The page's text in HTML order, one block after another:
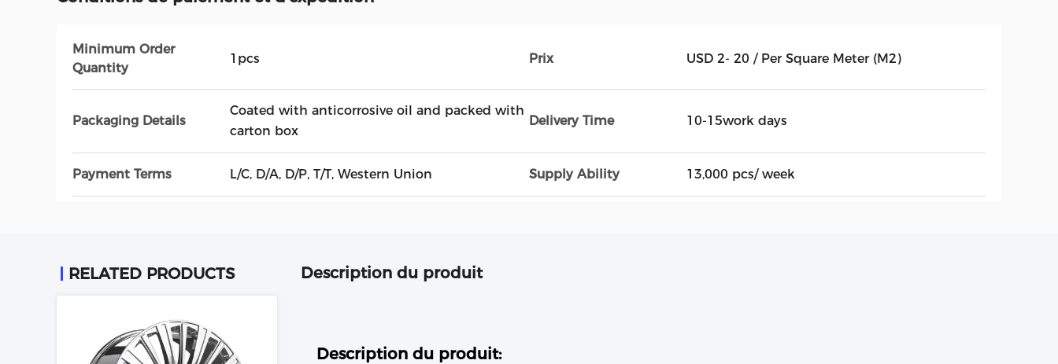
Minimum Order
Quantity
1pcs Prix USD 2- 20 / Per Square Meter (M2)
Packaging Details
Coated with anticorrosive oil and packed with
carton box
Delivery Time 10-15work days
Payment Terms L/C, D/A, D/P, T/T, Western Union Supply Ability 13,000 pcs/ week
RELATED PRODUCTS Description du produit
Description du produit: